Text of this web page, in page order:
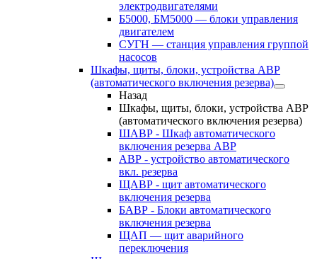
электродвигателями
Б5000, БМ5000 — блоки управления
двигателем
СУГН — станция управления группой
насосов
Шкафы, щиты, блоки, устройства АВР
(автоматического включения резерва)
Назад
Шкафы, щиты, блоки, устройства АВР
(автоматического включения резерва)
ШАВР - Шкаф автоматического
включения резерва АВР
АВР - устройство автоматического
вкл. резерва
ЩАВР - щит автоматического
включения резерва
БАВР - Блоки автоматического
включения резерва
ЩАП — щит аварийного
переключения